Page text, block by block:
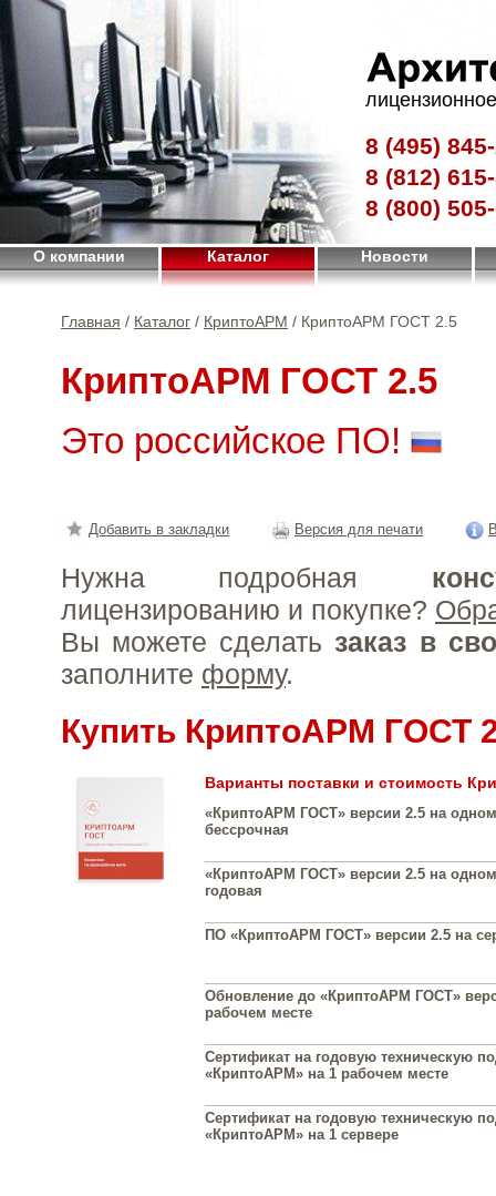
8 (495)
8 (812)
8 (800)
О компании Каталог Новости
Главная / Каталог / КриптоАРМ / КриптоАРМ ГОСТ 2.5
КриптоАРМ ГОСТ 2.5
Это российское ПО!
Добавить в закладки Версия для печати
Нужна подробная
лицензированию и покупке?
Вы можете сделать заказ в
заполните форму.
Купить КриптоАРМ ГОСТ
Варианты поставки и стоимость
«КриптоАРМ ГОСТ» версии 2.5 на
бессрочная
«КриптоАРМ ГОСТ» версии 2.5 на
годовая
ПО «КриптоАРМ ГОСТ» версии 2.5 на
Обновление до «КриптоАРМ ГОСТ»
рабочем месте
Сертификат на годовую техническую
«КриптоАРМ» на 1 рабочем месте
Сертификат на годовую техническую
«КриптоАРМ» на 1 сервере